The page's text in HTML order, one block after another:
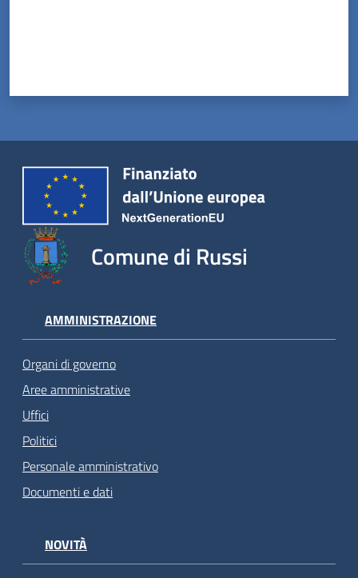
Comune di Russi
AMMINISTRAZIONE
Organi di governo
Aree amministrative
Uffici
Politici
Personale amministrativo
Documenti e dati
NOVITÀ